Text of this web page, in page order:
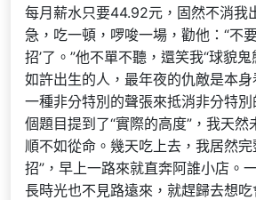
每月薪水只要44.92元，固然不消我
急，吃一頓，啰唆一場，勸他：“不
招’了。”他不單不聽，還笑我“球貌鬼
如許出生的人，最年夜的仇敵是本
一種非分特別的聲張來抵消非分特
個題目提到了“實際的高度”，我天
順不如從命。幾天吃上去，我居然
招”，早上一路來就直奔阿誰小店。
長時光也不見路遠來，就趕歸去想